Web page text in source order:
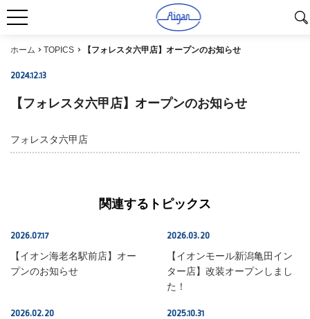
ホーム TOPICS 【フォレスタ六甲店】オープンのお知らせ
2024.12.13
【フォレスタ六甲店】オープンのお知らせ
フォレスタ六甲店
関連するトピックス
2026.07.17
【イオン海老名駅前店】オー
プンのお知らせ
2026.03.20
【イオンモール新潟亀田イン
ター店】改装オープンしまし
た！
2026.02.20 2025.10.31